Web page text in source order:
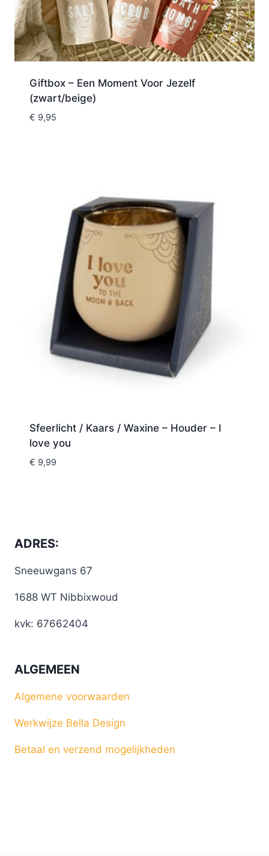
Giftbox – Een Moment Voor Jezelf
(zwart/beige)
€ 9,95
Sfeerlicht / Kaars / Waxine – Houder – I
love you
€ 9,99
ADRES:
Sneeuwgans 67
1688 WT Nibbixwoud
kvk: 67662404
ALGEMEEN
Algemene voorwaarden
Werkwijze Bella Design
Betaal en verzend mogelijkheden